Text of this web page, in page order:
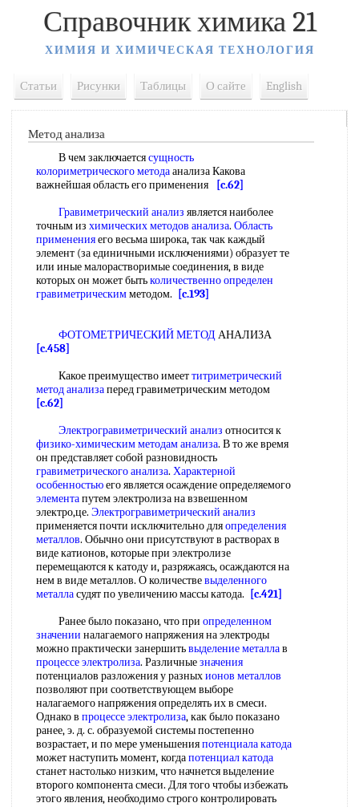
Справочник химика 21
ХИМИЯ И ХИМИЧЕСКАЯ ТЕХНОЛОГИЯ
Статьи Рисунки Таблицы О сайте English
Метод анализа
В чем заключаетсясущность
колориметрического методаанализа Какова
важнейшая область его применения
[c.62]
Гравиметрический анализ является наиболее
точным из химических методов анализа. Область
примененияего весьма широка, так чак каждый
элемент (за единичными исключениями) образует те
или иные малорастворимые соединения, в виде
которых он может бытьколичественно определен
гравиметрическимметодом. [c.193]
ФОТОМЕТРИЧЕСКИЙ МЕТОД АНАЛИЗА
[c.458]
Какое преимущество имееттитриметрический
метод анализаперед гравиметрическим методом
[c.62]
Электрогравиметрический анализ относится к
физико-химическим методам анализа. В то же время
он представляет собой разновидность
гравиметрического анализа. Характерной
особенностьюего является осаждение определяемого
элементапутем электролиза на взвешенном
электро,це. Электрогравиметрический анализ
применяется почти исключительно дляопределения
металлов. Обычно они присутствуют в растворах в
виде катионов, которые при электролизе
перемещаются к катоду и, разряжаясь, осаждаются на
нем в виде металлов. О количествевыделенного
металласудят по увеличению массы катода.
[c.421]
Ранее было показано, что при определенном
значении налагаемого напряжения на электроды
можно практически занершитьвыделение металлав
процессе электролиза. Различныезначения
потенциалов разложения у разныхионов металлов
позволяют при соответствующем выборе
налагаемого напряжения определять их в смеси.
Однако в процессе электролиза, как было показано
ранее, э. д. с. образуемой системы постепенно
возрастает, и по мере уменьшенияпотенциала катода
может наступить момент, когдапотенциал катода
станет настолько низким, что начнется выделение
второго компонента смеси. Для того чтобы избежать
этого явления, необходимо строго контролировать